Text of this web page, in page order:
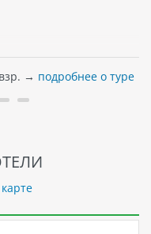
→ подробнее о туре